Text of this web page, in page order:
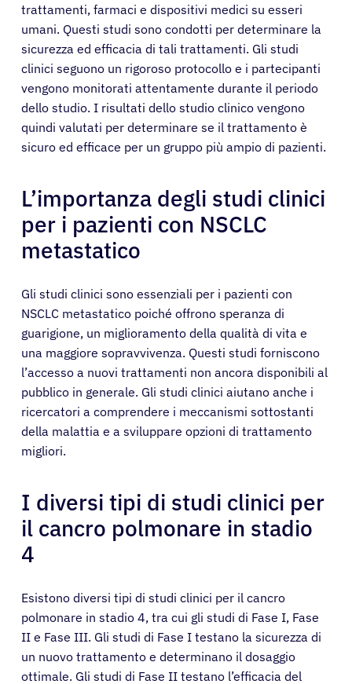
trattamenti, farmaci e dispositivi medici su esseri
umani. Questi studi sono condotti per determinare la
sicurezza ed efficacia di tali trattamenti. Gli studi
clinici seguono un rigoroso protocollo e i partecipanti
vengono monitorati attentamente durante il periodo
dello studio. I risultati dello studio clinico vengono
quindi valutati per determinare se il trattamento è
sicuro ed efficace per un gruppo più ampio di pazienti.
L’importanza degli studi clinici
per i pazienti con NSCLC
metastatico
Gli studi clinici sono essenziali per i pazienti con
NSCLC metastatico poiché offrono speranza di
guarigione, un miglioramento della qualità di vita e
una maggiore sopravvivenza. Questi studi forniscono
l’accesso a nuovi trattamenti non ancora disponibili al
pubblico in generale. Gli studi clinici aiutano anche i
ricercatori a comprendere i meccanismi sottostanti
della malattia e a sviluppare opzioni di trattamento
migliori.
I diversi tipi di studi clinici per
il cancro polmonare in stadio
4
Esistono diversi tipi di studi clinici per il cancro
polmonare in stadio 4, tra cui gli studi di Fase I, Fase
II e Fase III. Gli studi di Fase I testano la sicurezza di
un nuovo trattamento e determinano il dosaggio
ottimale. Gli studi di Fase II testano l’efficacia del